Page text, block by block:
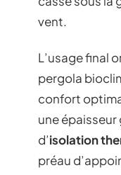
vent.
L’usage final
pergola
confort
une
d’isolation
préau